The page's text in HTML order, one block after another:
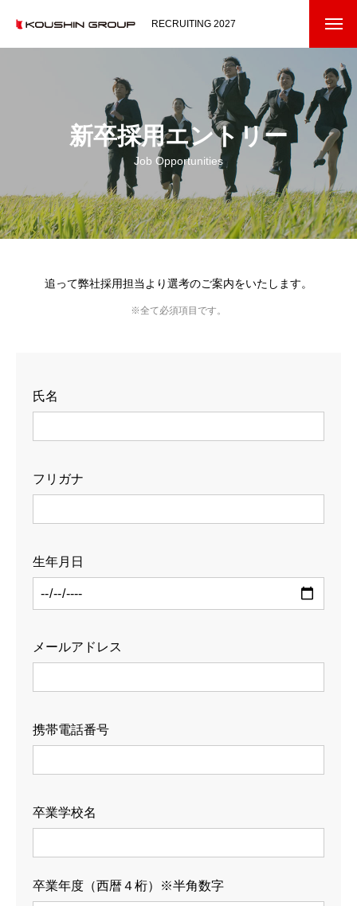
RECRUITING 2027
ABOUT US
オフィスコンシェルジェ
私たちの仕事 OUR WORKS
OFFICE TOUR
企業情報
会社沿革
採用情報
採用情報
新卒採用の募集職種一覧
新卒採用エントリー
Job Opportunities
追って弊社採用担当より選考のご案内をいたします。
※全て必須項目です。
氏名
フリガナ
生年月日
メールアドレス
携帯電話番号
卒業学校名
卒業年度（西暦４桁）※半角数字